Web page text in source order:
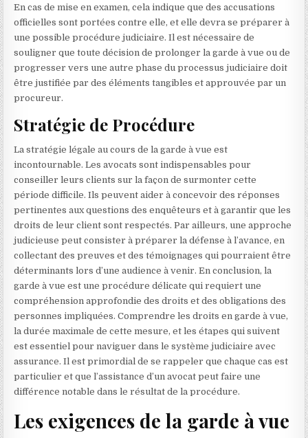
En cas de mise en examen, cela indique que des accusations
officielles sont portées contre elle, et elle devra se préparer à
une possible procédure judiciaire. Il est nécessaire de
souligner que toute décision de prolonger la garde à vue ou de
progresser vers une autre phase du processus judiciaire doit
être justifiée par des éléments tangibles et approuvée par un
procureur.
Stratégie de Procédure
La stratégie légale au cours de la garde à vue est
incontournable. Les avocats sont indispensables pour
conseiller leurs clients sur la façon de surmonter cette
période difficile. Ils peuvent aider à concevoir des réponses
pertinentes aux questions des enquêteurs et à garantir que les
droits de leur client sont respectés. Par ailleurs, une approche
judicieuse peut consister à préparer la défense à l’avance, en
collectant des preuves et des témoignages qui pourraient être
déterminants lors d’une audience à venir. En conclusion, la
garde à vue est une procédure délicate qui requiert une
compréhension approfondie des droits et des obligations des
personnes impliquées. Comprendre les droits en garde à vue,
la durée maximale de cette mesure, et les étapes qui suivent
est essentiel pour naviguer dans le système judiciaire avec
assurance. Il est primordial de se rappeler que chaque cas est
particulier et que l’assistance d’un avocat peut faire une
différence notable dans le résultat de la procédure.
Les exigences de la garde à vue